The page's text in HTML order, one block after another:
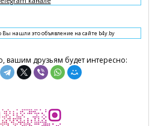
Вы нашли это объявление на сайте b4y.by
вашим друзьям будет интересно: